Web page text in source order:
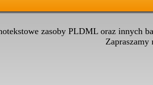
zasoby PLDML oraz innych
Zapraszamy